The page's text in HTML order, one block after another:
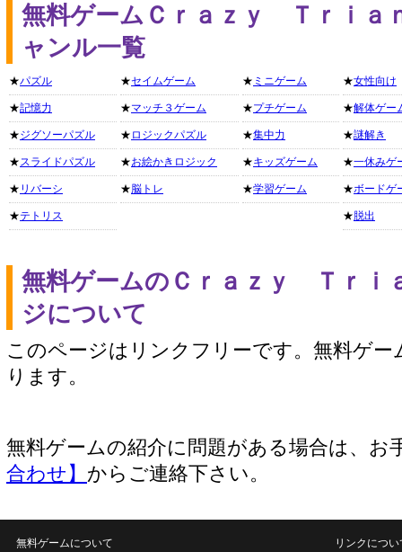
無料ゲームＣｒａｚｙ Ｔｒｉａ
ャンル一覧
★パズル
★記憶力
★ジグソーパズル
★スライドパズル
★ リバーシ
★テトリス
★セイムゲーム
★マッチ３ゲーム
★ ロジックパズル
★お絵かきロジック
★脳トレ
★ ミニゲーム
★プチゲーム
★集中力
★キッズゲーム
★学習ゲーム
★女性向け
★解体ゲー
★謎解き
★一休みゲ
★ボードゲ
★ 脱出
無料ゲームのＣｒａｚｙ Ｔｒｉ
ジについて
このページはリンクフリーです。無料ゲー
ります。
無料ゲームの紹介に問題がある場合は、お
合わせ】 からご連絡下さい。
無料ゲームについて リンクについ